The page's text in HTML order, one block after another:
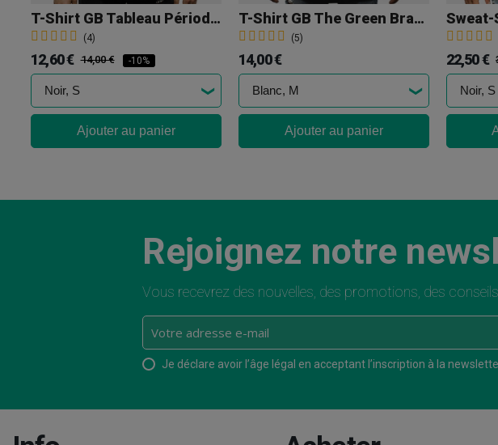
T-Shirt GB Tableau Périodique
(4)
12,60 € 14,00 € -10%
Ajouter au panier
T-Shirt GB The Green Brand
(5)
14,00 €
Ajouter au panier
Sweat-
22,50 €
Rejoignez notre
Vous recevrez des nouvelles, des promotions, des
Je déclare avoir l’âge légal en acceptant l’inscription à la